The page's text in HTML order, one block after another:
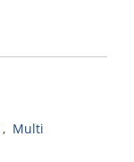
, Multi